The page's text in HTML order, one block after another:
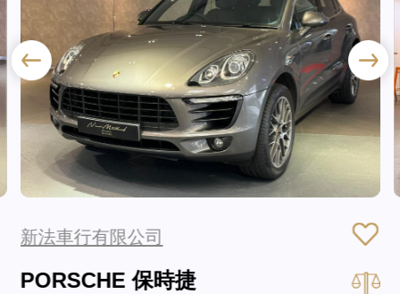
新法車行有限公司
PORSCHE 保時捷